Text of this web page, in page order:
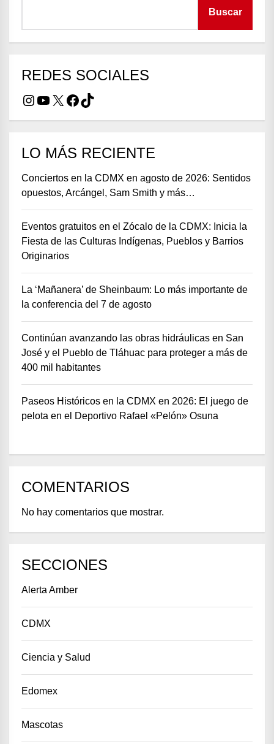
Buscar
REDES SOCIALES
Instagram
YouTube
X Facebook
TikTok
LO MÁS RECIENTE
Conciertos en la CDMX en agosto de 2026: Sentidos
opuestos, Arcángel, Sam Smith y más…
Eventos gratuitos en el Zócalo de la CDMX: Inicia la
Fiesta de las Culturas Indígenas, Pueblos y Barrios
Originarios
La ‘Mañanera’ de Sheinbaum: Lo más importante de
la conferencia del 7 de agosto
Continúan avanzando las obras hidráulicas en San
José y el Pueblo de Tláhuac para proteger a más de
400 mil habitantes
Paseos Históricos en la CDMX en 2026: El juego de
pelota en el Deportivo Rafael «Pelón» Osuna
COMENTARIOS
No hay comentarios que mostrar.
SECCIONES
Alerta Amber
CDMX
Ciencia y Salud
Edomex
Mascotas